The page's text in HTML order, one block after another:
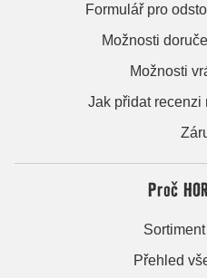
Formulář pro
Možnosti
Možnosti
Jak přidat
Proč
Přehled